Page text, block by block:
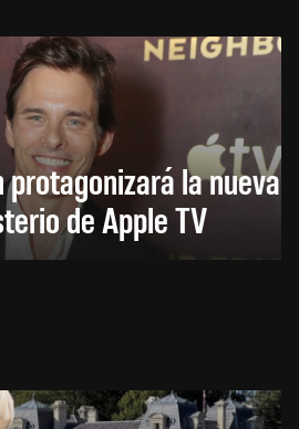
protagonizará la nueva
de Apple TV